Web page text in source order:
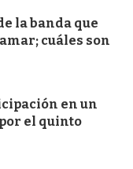
la banda que
cuáles son
en un
el quinto